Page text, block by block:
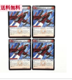
送料無料